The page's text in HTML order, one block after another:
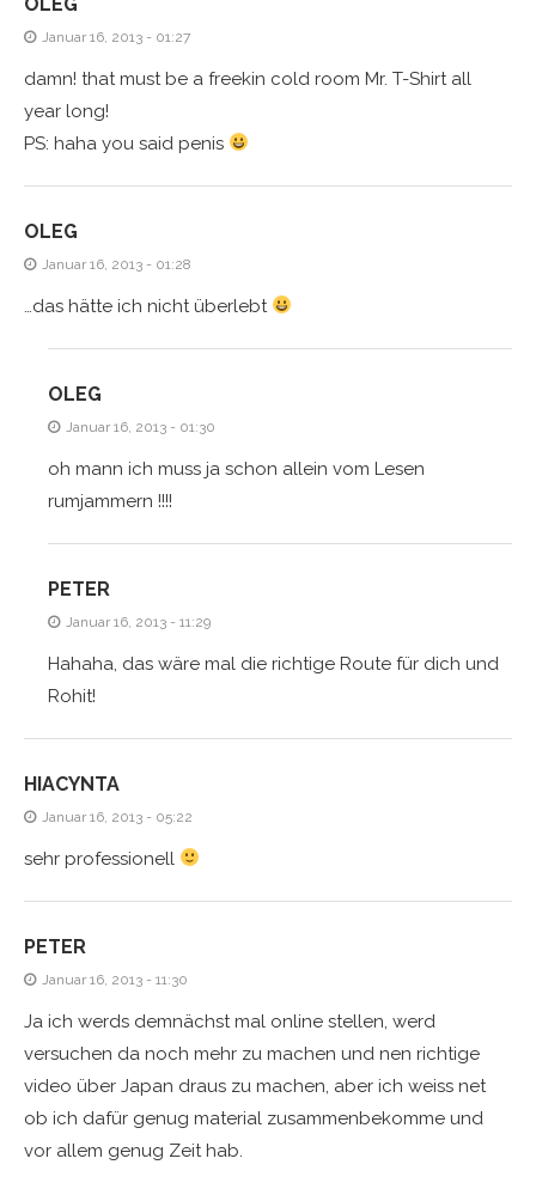
Januar 16, 2013 - 01:27
damn! that must be a freekin cold room Mr. T-Shirt all
year long!
PS: haha you said penis
OLEG
Januar 16, 2013 - 01:28
…das hätte ich nicht überlebt
OLEG
Januar 16, 2013 - 01:30
oh mann ich muss ja schon allein vom Lesen
rumjammern !!!!
PETER
Januar 16, 2013 - 11:29
Hahaha, das wäre mal die richtige Route für dich und
Rohit!
HIACYNTA
Januar 16, 2013 - 05:22
sehr professionell
PETER
Januar 16, 2013 - 11:30
Ja ich werds demnächst mal online stellen, werd
versuchen da noch mehr zu machen und nen richtige
video über Japan draus zu machen, aber ich weiss net
ob ich dafür genug material zusammenbekomme und
vor allem genug Zeit hab.